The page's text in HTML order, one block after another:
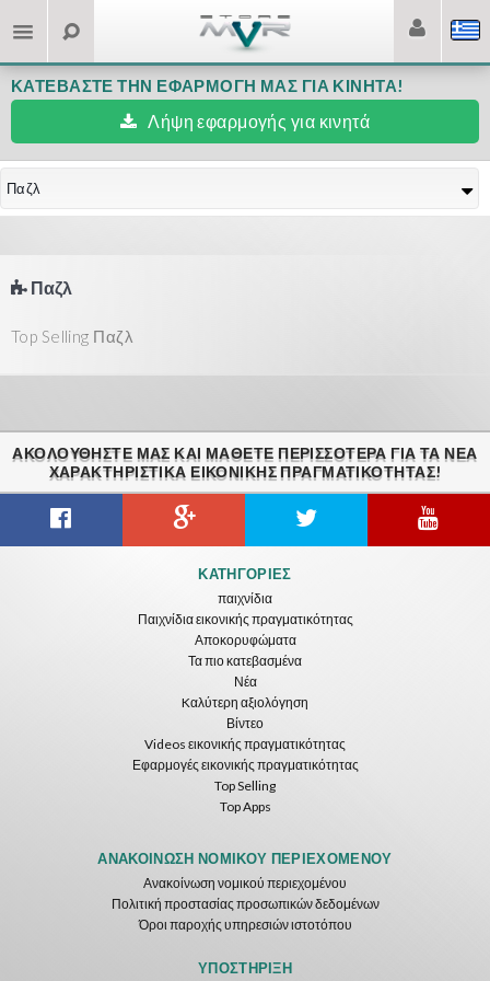
ΚΑΤΕΒΆΣΤΕ ΤΗΝ ΕΦΑΡΜΟΓΉ ΜΑΣ ΓΙΑ ΚΙΝΗΤΆ!
Λήψη εφαρμογής για κινητά
Παζλ
Παζλ
Top Selling Παζλ
ΑΚΟΛΟΥΘΉΣΤΕ ΜΑΣ ΚΑΙ ΜΆΘΕΤΕ ΠΕΡΙΣΣΌΤΕΡΑ ΓΙΑ ΤΑ ΝΈΑ
ΧΑΡΑΚΤΗΡΙΣΤΙΚΆ ΕΙΚΟΝΙΚΗΣ ΠΡΑΓΜΑΤΙΚΟΤΗΤΑΣ!
ΚΑΤΗΓΟΡΊΕΣ
παιχνίδια
Παιχνίδια εικονικής πραγματικότητας
Αποκορυφώματα
Τα πιο κατεβασμένα
Νέα
Kαλύτερη αξιολόγηση
Βίντεο
Videos εικονικής πραγματικότητας
Εφαρμογές εικονικής πραγματικότητας
Top Selling
Top Apps
ΑΝΑΚΟΊΝΩΣΗ ΝΟΜΙΚΟΎ ΠΕΡΙΕΧΟΜΈΝΟΥ
Ανακοίνωση νομικού περιεχομένου
Πολιτική προστασίας προσωπικών δεδομένων
Όροι παροχής υπηρεσιών ιστοτόπου
ΥΠΟΣΤΉΡΙΞΗ